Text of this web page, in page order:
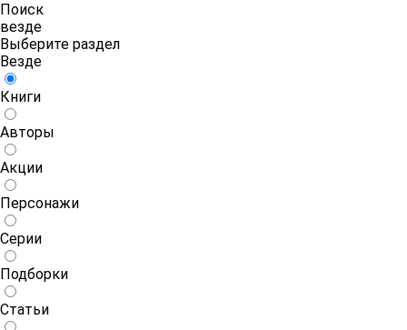
Поиск
везде
Выберите раздел
Везде
Книги
Авторы
Акции
Персонажи
Серии
Подборки
Статьи